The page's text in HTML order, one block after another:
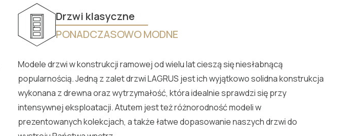
Drzwi klasyczne
PONADCZASOWO MODNE
Modele drzwi w konstrukcji ramowej od wielu lat cieszą się niesłabnącą
popularnością. Jedną z zalet drzwi LAGRUS jest ich wyjątkowo solidna konstrukcja
wykonana z drewna oraz wytrzymałość, która idealnie sprawdzi się przy
intensywnej eksploatacji. Atutem jest też różnorodność modeli w
prezentowanych kolekcjach, a także łatwe dopasowanie naszych drzwi do